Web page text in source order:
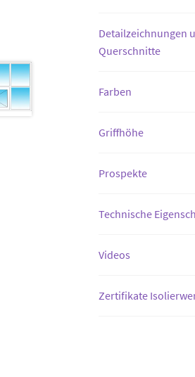
Detailzeichnungen
Querschnitte
Farben
Griffhöhe
Prospekte
Technische
Videos
Zertifikate